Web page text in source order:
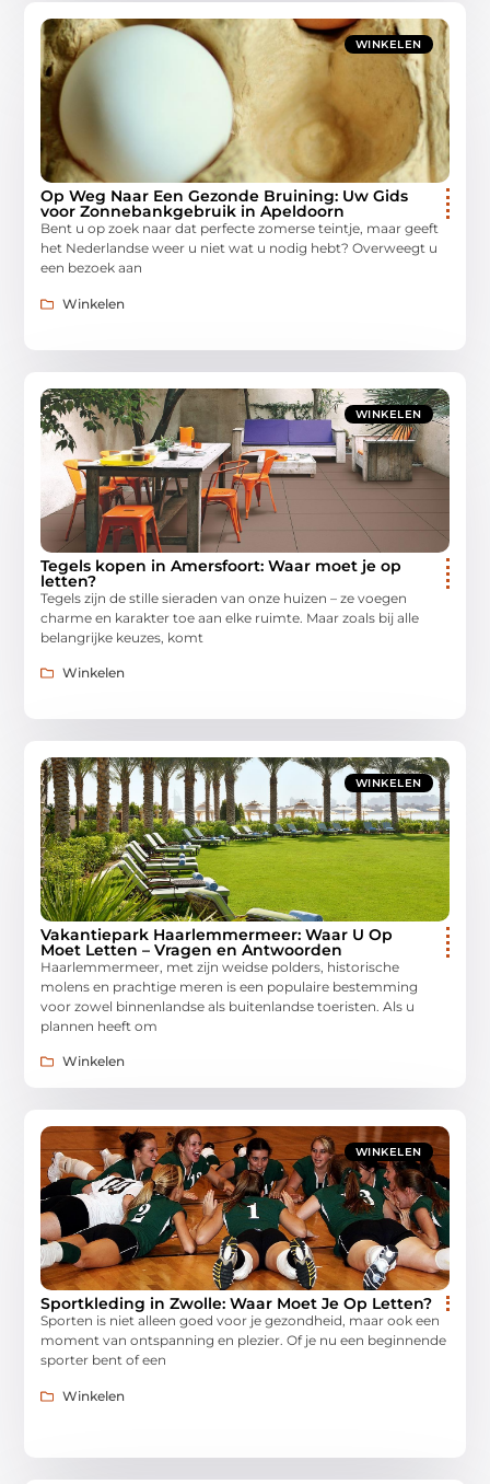
WINKELEN
Op Weg Naar Een Gezonde Bruining: Uw Gids
voor Zonnebankgebruik in Apeldoorn
Bent u op zoek naar dat perfecte zomerse teintje, maar geeft
het Nederlandse weer u niet wat u nodig hebt? Overweegt u
een bezoek aan
Winkelen
WINKELEN
Tegels kopen in Amersfoort: Waar moet je op
letten?
Tegels zijn de stille sieraden van onze huizen – ze voegen
charme en karakter toe aan elke ruimte. Maar zoals bij alle
belangrijke keuzes, komt
Winkelen
WINKELEN
Vakantiepark Haarlemmermeer: Waar U Op
Moet Letten – Vragen en Antwoorden
Haarlemmermeer, met zijn weidse polders, historische
molens en prachtige meren is een populaire bestemming
voor zowel binnenlandse als buitenlandse toeristen. Als u
plannen heeft om
Winkelen
WINKELEN
Sportkleding in Zwolle: Waar Moet Je Op Letten?
Sporten is niet alleen goed voor je gezondheid, maar ook een
moment van ontspanning en plezier. Of je nu een beginnende
sporter bent of een
Winkelen